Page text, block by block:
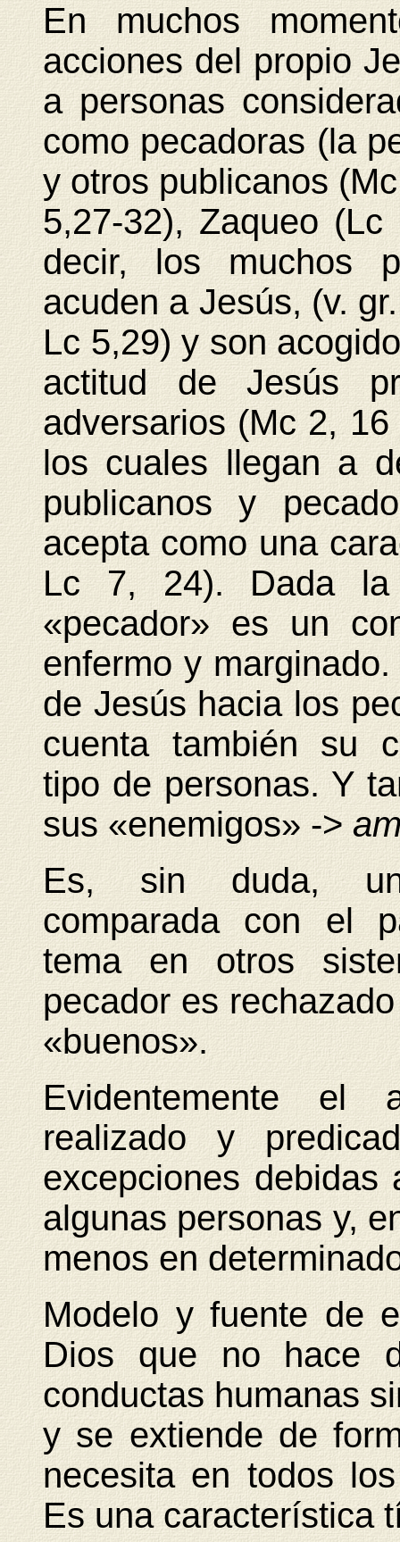
En muchos
acciones del propio
a personas
como pecadoras (la
y otros publicanos
5,27-32), Zaqueo
decir, los muchos
acuden a Jesús, (v.
Lc 5,29) y son
actitud de Jesús
adversarios (Mc 2,
los cuales llegan a
publicanos y
acepta como una
Lc 7, 24). Dada la
«pecador» es un
enfermo y
de Jesús hacia los
cuenta también su
tipo de personas. Y
sus «enemigos» ->
Es, sin duda,
comparada con el
tema en otros
pecador es
«buenos».
Evidentemente el
realizado y
excepciones
algunas personas y,
menos en
Modelo y fuente de
Dios que no hace
conductas humanas
y se extiende de
necesita en todos
Es una característica